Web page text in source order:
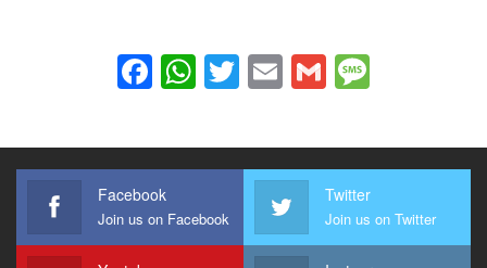
Facebook
WhatsApp
Twitter
EmailGmail
Facebook
Join us on Facebook
Twitter
Join us on Twitter